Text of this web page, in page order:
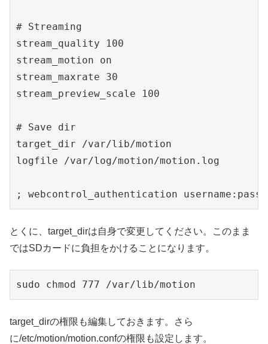
# Streaming
stream_quality 100
stream_motion on
stream_maxrate 30
stream_preview_scale 100
# Save dir
target_dir /var/lib/motion
logfile /var/log/motion/motion.log
; webcontrol_authentication
とくに、target_dirは自身で変更してください。このまま
ではSDカードに負担をかけることになります。
sudo chmod 777 /var/lib/motion
target_dirの権限も編集しておきます。さら
に/etc/motion/motion.confの権限も設定します。